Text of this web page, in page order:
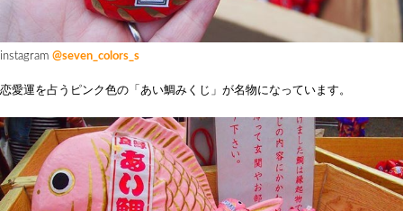
instagram @seven_colors_s
恋愛運を占うピンク色の「あい鯛みくじ」が名物になっています。